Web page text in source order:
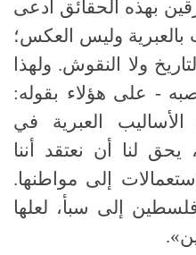
بهذه الحقائق ادعى
بالعبرية وليس العكس؛
ولا النقوش. ولهذا
- على هؤلاء بقوله:
العبرية في
يحق لنا أن نعتقد أننا
إلى مواطنها.
فلسطين إلى سبأ، لعلها